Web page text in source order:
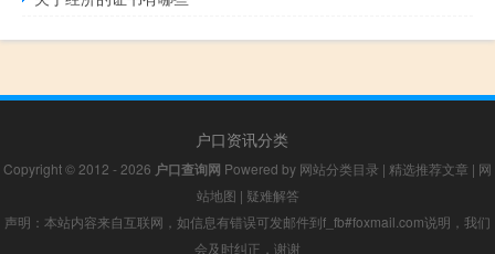
户口资讯分类
Copyright © 2012 - 2026 户口查询网 Powered by 网站分类目录 | 精选推荐文章 | 网
站地图 | 疑难解答
声明：本站内容来自互联网，如信息有错误可发邮件到f_fb#foxmail.com说明，我们
会及时纠正，谢谢